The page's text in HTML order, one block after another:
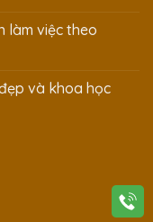
làm việc theo
và khoa học